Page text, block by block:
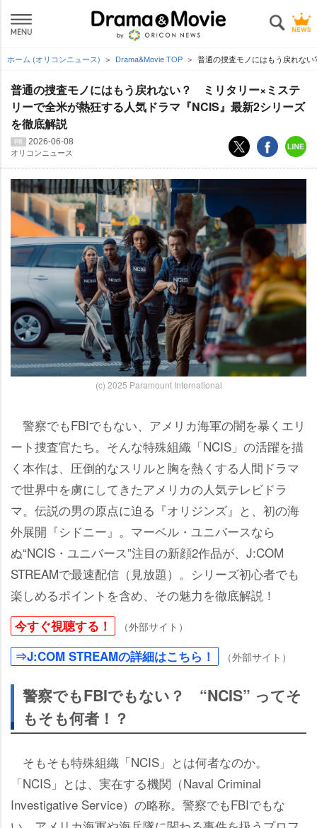
ホーム (オリコンニュース) Drama&Movie TOP 普通の捜査モノにはもう戻れな
普通の捜査モノにはもう戻れない？ ミリタリー×ミステ
リーで全米が熱狂する人気ドラマ『NCIS』最新2シリーズ
を徹底解説
2026-06-08
オリコンニュース
(c) 2025 Paramount International
警察でもFBIでもない、アメリカ海軍の闇を暴くエリ
ート捜査官たち。そんな特殊組織「NCIS」の活躍を描
く本作は、圧倒的なスリルと胸を熱くする人間ドラマ
で世界中を虜にしてきたアメリカの人気テレビドラ
マ。伝説の男の原点に迫る『オリジンズ』と、初の海
外展開『シドニー』。マーベル・ユニバースなら
ぬ“NCIS・ユニバース”注目の新顔2作品が、J:COM
STREAMで最速配信（見放題）。シリーズ初心者でも
楽しめるポイントを含め、その魅力を徹底解説！
今すぐ視聴する！ （外部サイト）
⇒J:COM STREAMの詳細はこちら！ （外部サイト）
警察でもFBIでもない？ “NCIS” ってそ
もそも何者！？
そもそも特殊組織「NCIS」とは何者なのか。
「NCIS」とは、実在する機関（Naval Criminal
Investigative Service）の略称。警察でもFBIでもな